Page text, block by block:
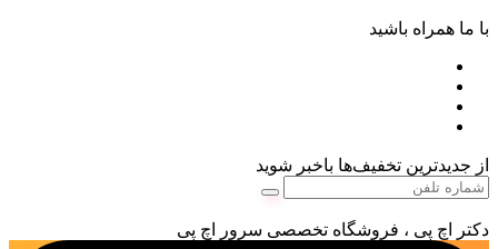
با ما همراه باشید
از جدیدترین تخفیف‌ها باخبر شوید
دکتر اچ پی ، فروشگاه تخصصی سرور اچ پی